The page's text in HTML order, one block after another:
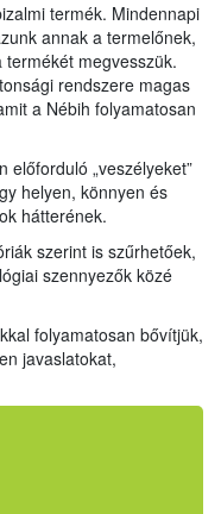
termék. Mindennapi
annak a termelőnek,
megvesszük.
rendszere magas
a Nébih folyamatosan
előforduló „veszélyeket”
helyen, könnyen és
hátterének.
szerint is szűrhetőek,
szennyezők közé
folyamatosan bővítjük,
javaslatokat,